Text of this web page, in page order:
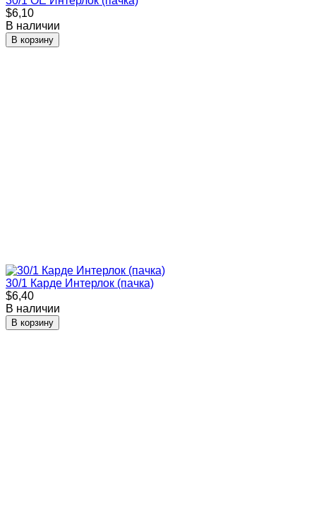
$6,10
В наличии
В корзину
30/1 Карде Интерлок (пачка)
$6,40
В наличии
В корзину